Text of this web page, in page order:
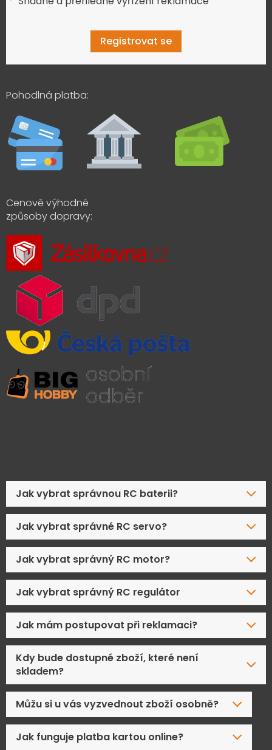
Registrovat se
Pohodlná platba:
Cenově výhodné
způsoby dopravy:
Jak vybrat správnou RC baterii?
Jak vybrat správné RC servo?
Jak vybrat správný RC motor?
Jak vybrat správný RC regulátor
Jak mám postupovat při reklamaci?
Kdy bude dostupné zboží, které není
skladem?
Můžu si u vás vyzvednout zboží osobně?
Jak funguje platba kartou online?